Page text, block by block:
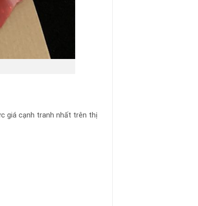
giá cạnh tranh nhất trên thị